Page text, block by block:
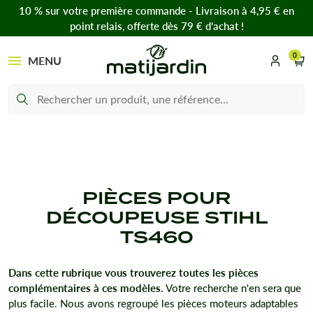
10 % sur votre première commande - Livraison à 4,95 € en
point relais, offerte dès 79 € d’achat !
MENU 0
PIÈCES POUR
DÉCOUPEUSE STIHL
TS460
Dans cette rubrique vous trouverez toutes les pièces
complémentaires à ces modèles. Votre recherche n'en sera que
plus facile. Nous avons regroupé les pièces moteurs adaptables